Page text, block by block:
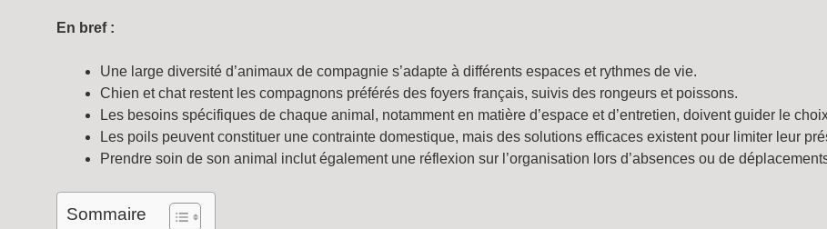
En bref :
Une large diversité d’animaux de compagnie s’adapte à différents espaces et rythmes de vie.
Chien et chat restent les compagnons préférés des foyers français, suivis des rongeurs et poissons.
Les besoins spécifiques de chaque animal, notamment en matière d’espace et d’entretien, doivent guider le
Les poils peuvent constituer une contrainte domestique, mais des solutions efficaces existent pour limiter leur
Prendre soin de son animal inclut également une réflexion sur l’organisation lors d’absences ou de
Sommaire